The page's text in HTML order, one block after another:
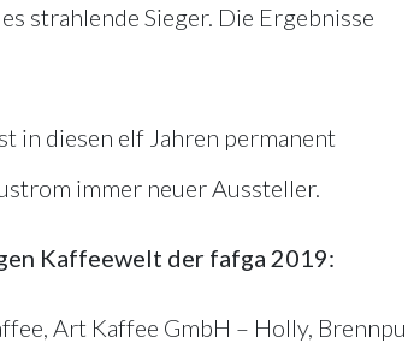
strahlende Sieger. Die Ergebnisse
in diesen elf Jahren permanent
immer neuer Aussteller.
Kaffeewelt der fafga 2019:
Art Kaffee GmbH – Holly,